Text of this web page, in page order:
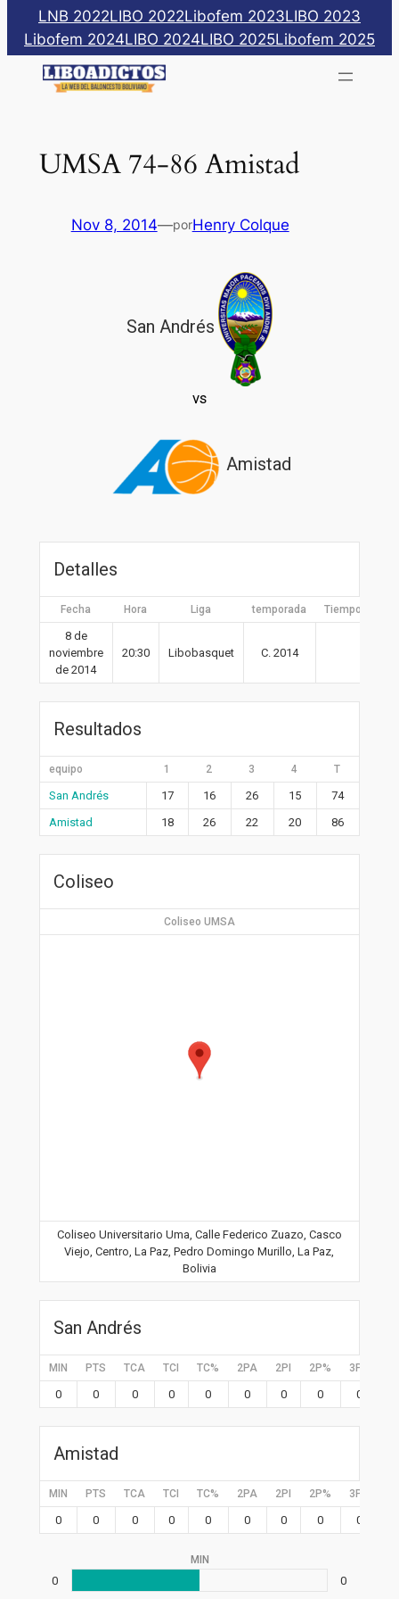
Saltar
contenido
LNB 2022LIBO 2022Libofem 2023LIBO 2023
Libofem 2024LIBO 2024LIBO 2025Libofem 2025
UMSA 74-86 Amistad
Nov 8, 2014—porHenry Colque
San Andrés
vs
Amistad
Detalles
Fecha Hora Liga temporada Tiempo
8 de
noviembre
de 2014
20:30 Libobasquet C. 2014
Resultados
equipo 1 2 3 4 T
San Andrés 17 16 26 15
74
Amistad
18 26 22 20 86
Coliseo
Coliseo UMSA
Coliseo Universitario Uma, Calle Federico Zuazo, Casco
Viejo, Centro, La Paz, Pedro Domingo Murillo, La Paz,
Bolivia
San Andrés
MIN PTS TCA TCI TC% 2PA 2PI 2P% 3PA
0 0 0 0 0 0 0 0 0
Amistad
MIN PTS TCA TCI TC% 2PA 2PI 2P% 3PA
0 0 0 0 0 0 0 0 0
MIN
0 0